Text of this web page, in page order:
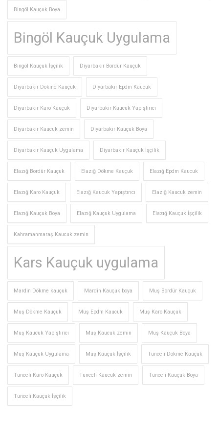
Bingöl Kauçuk Boya
Bingöl Kauçuk Uygulama
Bingöl Kauçuk İşçilik Diyarbakır Bordür Kauçuk
Diyarbakır Dökme Kauçuk Diyarbakır Epdm Kaucuk
Diyarbakır Karo Kauçuk Diyarbakır Kaucuk Yapıştırıcı
Diyarbakır Kaucuk zemin Diyarbakır Kauçuk Boya
Diyarbakır Kauçuk Uygulama Diyarbakır Kauçuk İşçilik
Elazığ Bordür Kauçuk Elazığ Dökme Kauçuk Elazığ Epdm Kaucuk
Elazığ Karo Kauçuk Elazığ Kaucuk Yapıştırıcı Elazığ Kaucuk zemin
Elazığ Kauçuk Boya Elazığ Kauçuk Uygulama Elazığ Kauçuk İşçilik
Kahramanmaraş Kaucuk zemin
Kars Kauçuk uygulama
Mardin Dökme kauçuk Mardin Kauçuk boya Muş Bordür Kauçuk
Muş Dökme Kauçuk Muş Epdm Kaucuk Muş Karo Kauçuk
Muş Kaucuk Yapıştırıcı Muş Kaucuk zemin Muş Kauçuk Boya
Muş Kauçuk Uygulama Muş Kauçuk İşçilik Tunceli Dökme Kauçuk
Tunceli Karo Kauçuk Tunceli Kaucuk zemin Tunceli Kauçuk Boya
Tunceli Kauçuk İşçilik